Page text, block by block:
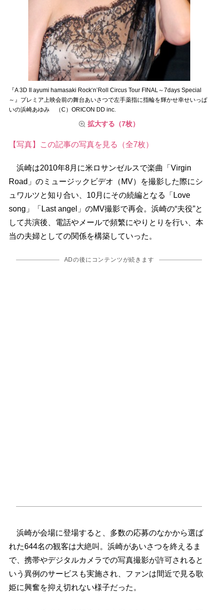
『A 3D II ayumi hamasaki Rock‘n’Roll Circus Tour FINAL～7days Special
～』プレミア上映会前の舞台あいさつで左手薬指に指輪を輝かせ幸せいっぱ
いの浜崎あゆみ （C）ORICON DD inc.
拡大する（7枚）
【写真】この記事の写真を見る（全7枚）
浜崎は2010年8月に米ロサンゼルスで楽曲「Virgin
Road」のミュージックビデオ（MV）を撮影した際にシ
ュワルツと知り合い、10月にその続編となる「Love
song」「Last angel」のMV撮影で再会。浜崎の“夫役”と
して共演後、電話やメールで頻繁にやりとりを行い、本
当の夫婦としての関係を構築していった。
ADの後にコンテンツが続きます
浜崎が会場に登場すると、多数の応募のなかから選ば
れた644名の観客は大絶叫。浜崎があいさつを終えるま
で、携帯やデジタルカメラでの写真撮影が許可されると
いう異例のサービスも実施され、ファンは間近で見る歌
姫に興奮を抑え切れない様子だった。